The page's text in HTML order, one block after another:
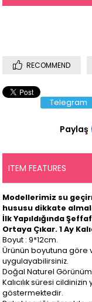
RECOMMEND
Telegram
Paylaş
ITEM FEATURES
Modellerimiz su
hususu dikkate
İlk Yapıldığında
Ortaya Çıkar. 1 Ay
Boyut : 9*12cm.
Ürünün boyutuna göre
uygulayabilirsiniz.
Doğal Naturel
Kalıcılık süresi
göstermektedir.